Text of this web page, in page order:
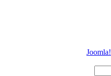
Joomla!